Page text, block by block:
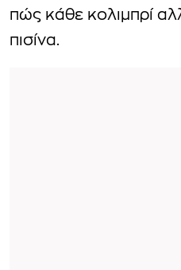
πώς κάθε κολιμπρί
πισίνα.